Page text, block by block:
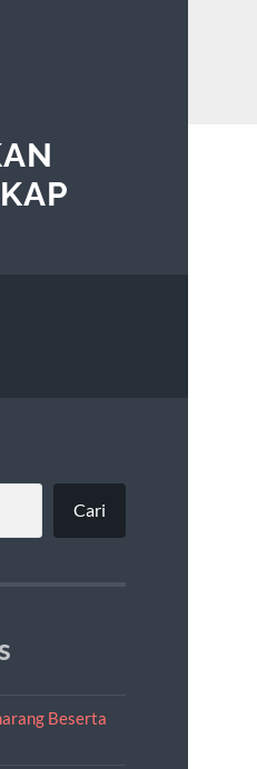
Cari
Beserta